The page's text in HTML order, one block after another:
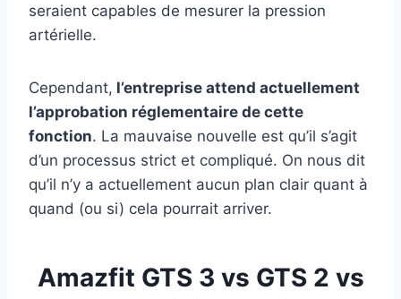
seraient capables de mesurer la pression
artérielle.
Cependant, l’entreprise attend actuellement
l’approbation réglementaire de cette
fonction. La mauvaise nouvelle est qu’il s’agit
d’un processus strict et compliqué. On nous dit
qu’il n’y a actuellement aucun plan clair quant à
quand (ou si) cela pourrait arriver.
Amazfit GTS 3 vs GTS 2 vs